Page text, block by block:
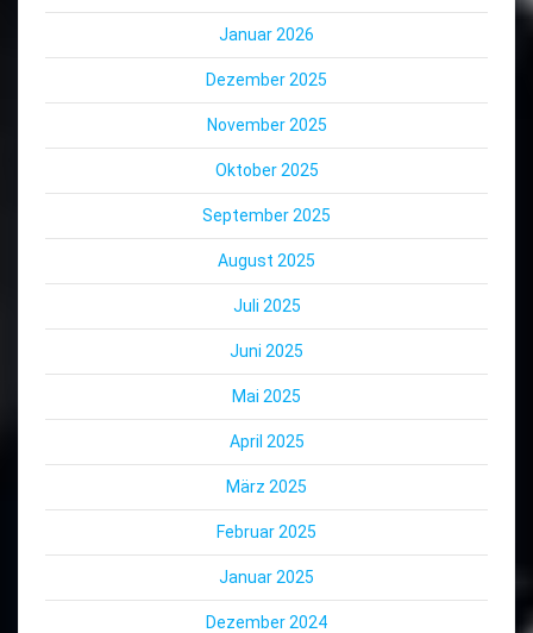
Januar 2026
Dezember 2025
November 2025
Oktober 2025
September 2025
August 2025
Juli 2025
Juni 2025
Mai 2025
April 2025
März 2025
Februar 2025
Januar 2025
Dezember 2024